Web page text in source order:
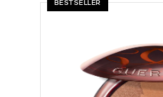
BESTSELLER